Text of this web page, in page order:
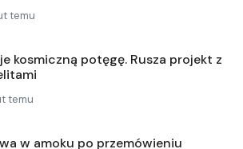
temu
kosmiczną potęgę. Rusza projekt z
temu
w amoku po przemówieniu